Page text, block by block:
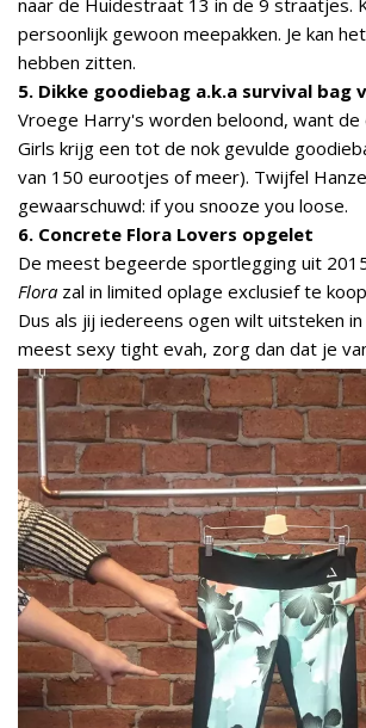
naar de Huidestraat 13 in de 9 straatjes.
persoonlijk gewoon meepakken. Je kan
hebben zitten.
5. Dikke goodiebag a.k.a survival bag
Vroege Harry's worden beloond, want
Girls krijg een tot de nok gevulde
van 150 eurootjes of meer). Twijfel
gewaarschuwd: if you snooze you loose.
6. Concrete Flora Lovers opgelet
De meest begeerde sportlegging uit
Flora zal in limited oplage exclusief te
Dus als jij iedereens ogen wilt uitsteken
meest sexy tight evah, zorg dan dat je